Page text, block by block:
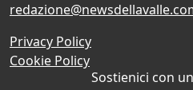
Privacy Policy
Cookie Policy
Sostienici con